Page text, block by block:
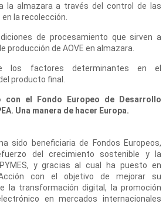
la almazara a través del control de las
la recolección.
de procesamiento que sirven a
producción de AOVE en almazara.
los factores determinantes en el
producto final.
con el Fondo Europeo de Desarrollo
Una manera de hacer Europa.
ha sido beneficiaria de Fondos Europeos,
del crecimiento sostenible y la
y gracias al cual ha puesto en
con el objetivo de mejorar su
la transformación digital, la promoción
en mercados internacionales